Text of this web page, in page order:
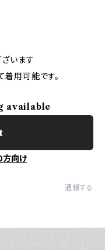
ざいます
用可能です。
available
方向け
通報する